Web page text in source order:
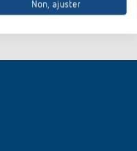
Non, ajuster